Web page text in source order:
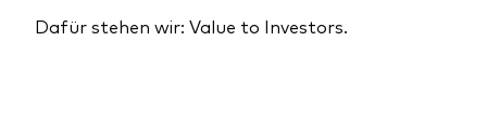
Kosteneffiziente Vanguard ETFs
Dafür stehen wir: Value to Investors.